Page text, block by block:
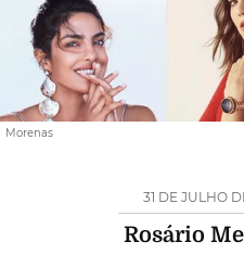
Morenas
31 DE JULHO
Rosário